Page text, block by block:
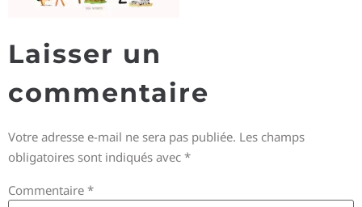
Laisser un
commentaire
Votre adresse e-mail ne sera pas publiée. Les champs
obligatoires sont indiqués avec *
Commentaire *